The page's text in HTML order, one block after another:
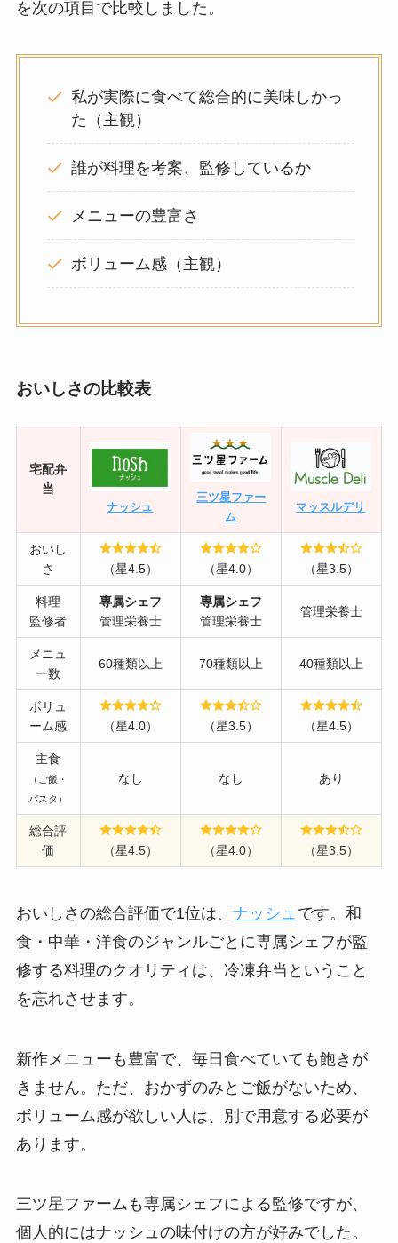
を次の項目で比較しました。
私が実際に食べて総合的に美味しかっ
た（主観）
誰が料理を考案、監修しているか
メニューの豊富さ
ボリューム感（主観）
おいしさの比較表
宅配弁
当
ナッシュ
三ツ星ファー
ム
マッスルデリ
おいし
さ
（星4.5） （星4.0） （星3.5）
料理
監修者
専属シェフ
管理栄養士
専属シェフ
管理栄養士
管理栄養士
メニュ
ー数
60種類以上 70種類以上 40種類以上
ボリュ
ーム感
（星4.0） （星3.5） （星4.5）
主食
（ご飯・
パスタ）
なし なし あり
総合評
価
（星4.5） （星4.0） （星3.5）
おいしさの総合評価で1位は、 ナッシュ です。和
食・中華・洋食のジャンルごとに専属シェフが監
修する料理のクオリティは、冷凍弁当ということ
を忘れさせます。
新作メニューも豊富で、毎日食べていても飽きが
きません。ただ、おかずのみとご飯がないため、
ボリューム感が欲しい人は、別で用意する必要が
あります。
三ツ星ファームも専属シェフによる監修ですが、
個人的にはナッシュの味付けの方が好みでした。